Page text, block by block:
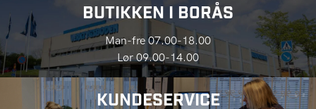
BUTIKKEN I BORÅS
Man-fre 07.00-18.00
Lør 09.00-14.00
KUNDESERVICE